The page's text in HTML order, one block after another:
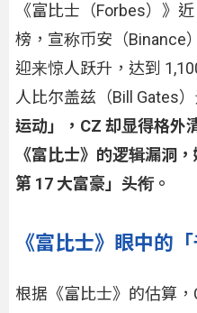
《富比士（Forbes）》
榜，宣称币安（Binance
迎来惊人跃升，达到
人比尔盖兹（Bill Gates
运动」，CZ 却显得格外
《富比士》的逻辑漏洞
第 17 大富豪」头衔。
《富比士》眼中的「
根据《富比士》的估算